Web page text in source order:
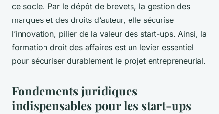
ce socle. Par le dépôt de brevets, la gestion des
marques et des droits d’auteur, elle sécurise
l’innovation, pilier de la valeur des start-ups. Ainsi, la
formation droit des affaires est un levier essentiel
pour sécuriser durablement le projet entrepreneurial.
Fondements juridiques
indispensables pour les start-ups